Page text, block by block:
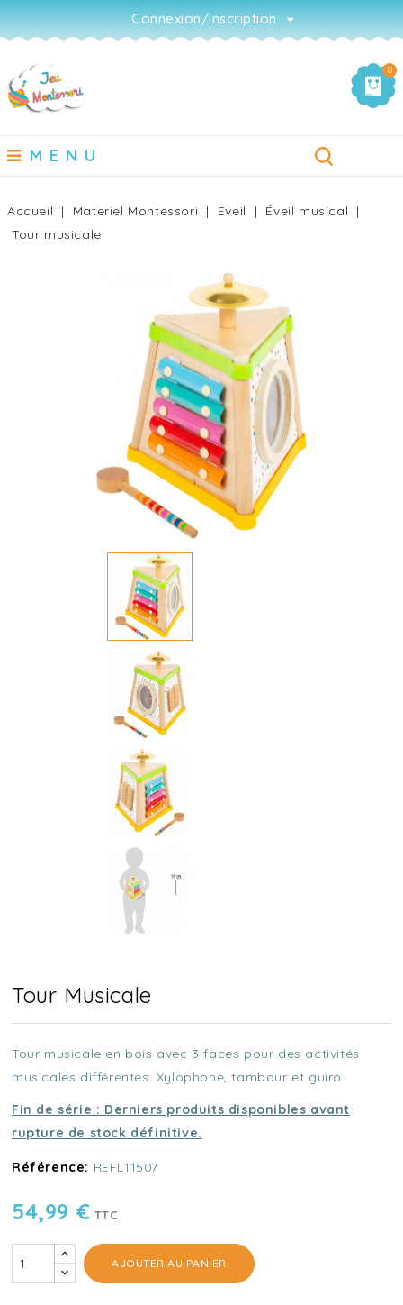
Connexion/Inscription
0
MENU
Accueil Materiel Montessori Eveil
Éveil musical
Tour musicale
Tour Musicale
Tour musicale en bois avec 3 faces pour des activités
musicales différentes. Xylophone, tambour et guiro.
Fin de série : Derniers produits disponibles avant
rupture de stock définitive.
Référence: REFL11507
54,99 € TTC
AJOUTER AU PANIER